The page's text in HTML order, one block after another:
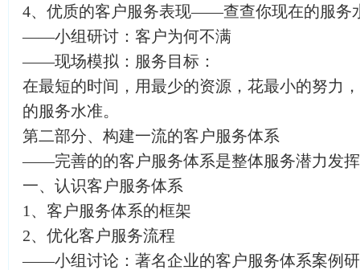
4、优质的客户服务表现——查查你现在的服务
——小组研讨：客户为何不满
——现场模拟：服务目标：
在最短的时间，用最少的资源，花最小的努力
的服务水准。
第二部分、构建一流的客户服务体系
——完善的的客户服务体系是整体服务潜力发
一、认识客户服务体系
1、客户服务体系的框架
2、优化客户服务流程
——小组讨论：著名企业的客户服务体系案例